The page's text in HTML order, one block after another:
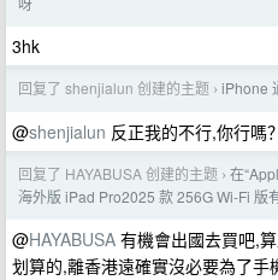
3hk
回复了 shenjialun 创建的主题 › iPhone
@shenjialun 反正我的不行,你行嗎？
回复了 HAYABUSA 创建的主题 › 在
海外版 iPad Pro2025 款 256G Wi-Fi 版
@HAYABUSA 有機會出國去買吧,
划算的,離香港遠確實沒必要為了手